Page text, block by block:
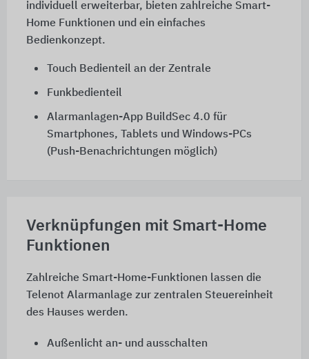
individuell erweiterbar, bieten zahlreiche Smart-
Home Funktionen und ein einfaches
Bedienkonzept.
Touch Bedienteil an der Zentrale
Funkbedienteil
Alarmanlagen-App BuildSec 4.0 für
Smartphones, Tablets und Windows-PCs
(Push-Benachrichtungen möglich)
Verknüpfungen mit Smart-Home
Funktionen
Zahlreiche Smart-Home-Funktionen lassen die
Telenot Alarmanlage zur zentralen Steuereinheit
des Hauses werden.
Außenlicht an- und ausschalten